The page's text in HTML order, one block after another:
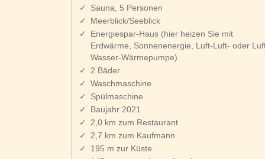
Sauna, 5 Personen
Meerblick/Seeblick
Energiespar-Haus (hier heizen Sie mit
Erdwärme, Sonnenenergie, Luft-Luft- oder
Wasser-Wärmepumpe)
2 Bäder
Waschmaschine
Spülmaschine
Baujahr 2021
2,0 km zum Restaurant
2,7 km zum Kaufmann
195 m zur Küste